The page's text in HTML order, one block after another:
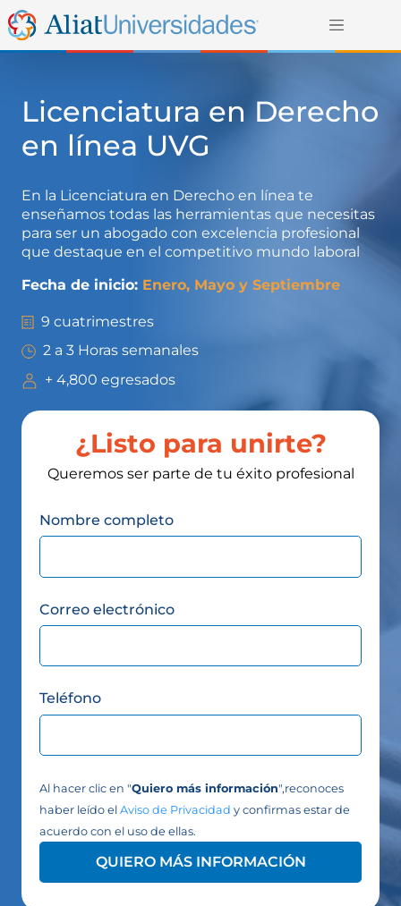
Licenciatura en Derecho
en línea UVG
En la Licenciatura en Derecho en línea te
enseñamos todas las herramientas que necesitas
para ser un abogado con excelencia profesional
que destaque en el competitivo mundo laboral
Fecha de inicio: Enero, Mayo y Septiembre
9 cuatrimestres
2 a 3 Horas semanales
+ 4,800 egresados
¿Listo para unirte?
Queremos ser parte de tu éxito profesional
Nombre completo
Correo electrónico
Teléfono
Al hacer clic en "Quiero más información",reconoces
haber leído el Aviso de Privacidad y confirmas estar de
acuerdo con el uso de ellas.
QUIERO MÁS INFORMACIÓN